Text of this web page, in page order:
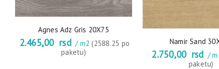
Agnes Adz Gris 20X75
2.465,00 rsd / m2(2588.25 po
paketu)
Namir Sand
2.750,00 rsd /
paketu)